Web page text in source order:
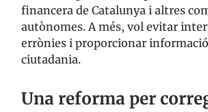
financera de Catalunya i altres
autònomes. A més, vol evitar
errònies i proporcionar
ciutadania.
Una reforma per